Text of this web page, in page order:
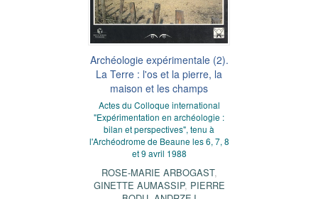
Archéologie expérimentale (2).
La Terre : l'os et la pierre, la
maison et les champs
Actes du Colloque international
"Expérimentation en archéologie :
bilan et perspectives", tenu à
l'Archéodrome de Beaune les 6, 7, 8
et 9 avril 1988
ROSE-MARIE ARBOGAST,
GINETTE AUMASSIP, PIERRE